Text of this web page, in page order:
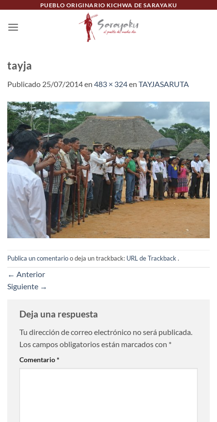
contenido
PUEBLO ORIGINARIO KICHWA DE SARAYAKU
tayja
Publicado 25/07/2014en 483 × 324en TAYJASARUTA
Publica un comentarioo deja un trackback: URL de Trackback.
← Anterior
Siguiente →
Deja una respuesta
Tu dirección de correo electrónico no será publicada.
Los campos obligatorios están marcados con *
Comentario*